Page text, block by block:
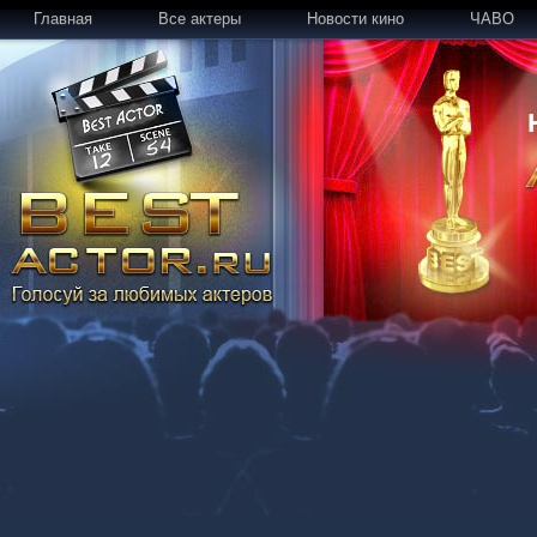
Главная Все актеры Новости кино ЧАВО